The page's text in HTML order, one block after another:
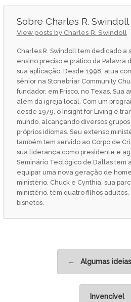
Charles R. Swindoll
View posts by Charles R. Swindoll
Charles R. Swindoll tem dedicado a
ensino preciso e prático da Palavra
sua aplicação. Desde 1998, atua
sênior na Stonebriar Community
fundador, em Frisco, no Texas. Sua
além da igreja local. Com um
desde 1979, o Insight for Living é
mundo, alcançando diversos
próprios idiomas. Seu extenso
também tem servido ao Corpo de
sua liderança como presidente e
Seminário Teológico de Dallas tem
equipar uma nova geração de
ministério. Chuck e Cynthia, sua
ministério, têm quatro filhos
bisnetos.
← Algumas
Invencível